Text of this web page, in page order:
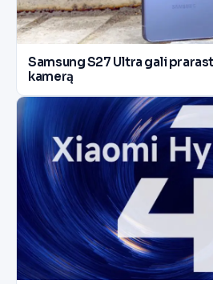
Samsung S27 Ultra gali
kamerą